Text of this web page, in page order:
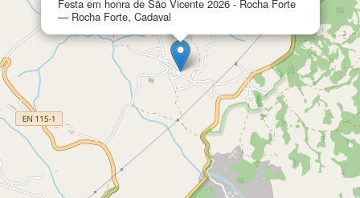
Festa em honra de São Vicente 2026 - Rocha Forte
— Rocha Forte, Cadaval